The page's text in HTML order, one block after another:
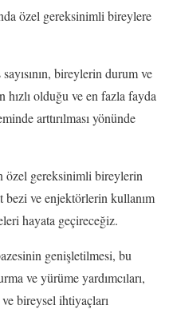
özel gereksinimli bireylere
bireylerin durum ve
olduğu ve en fazla fayda
arttırılması yönünde
özel gereksinimli bireylerin
ve enjektörlerin kullanım
hayata geçireceğiz.
genişletilmesi, bu
ve yürüme yardımcıları,
bireysel ihtiyaçları